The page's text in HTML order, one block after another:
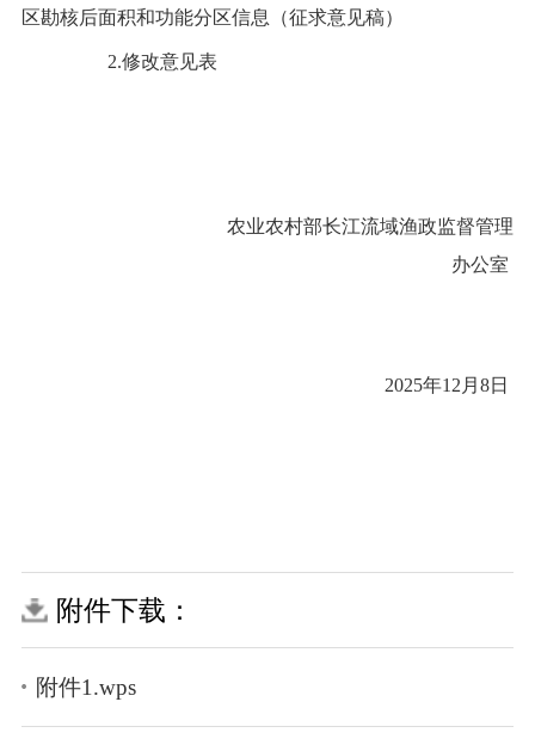
区勘核后面积和功能分区信息
（征求意见稿）
2.修改意见表
农业农村部长江流域渔政监督管理
办公室
2025年12 月8日
附件下载：
附件1.wps